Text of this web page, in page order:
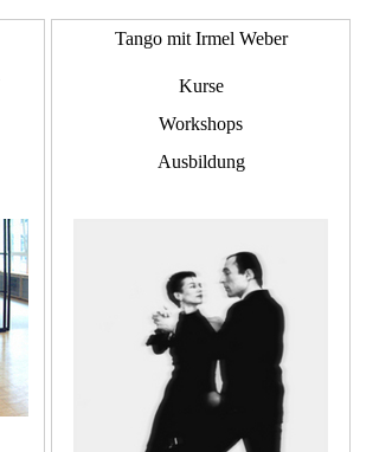
Tango mit Irmel Weber
Kurse
Workshops
Ausbildung